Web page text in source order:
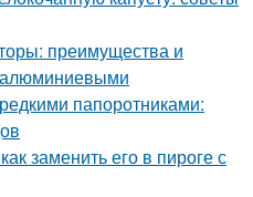
преимущества и
алюминиевыми
папоротниками:
заменить его в пироге с